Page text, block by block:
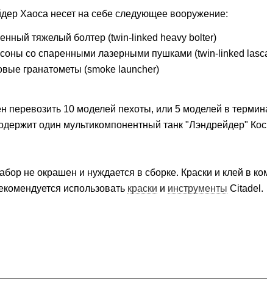
Хаоса несет на себе следующее вооружение:
тяжелый болтер (twin-linked heavy bolter)
со спаренными лазерными пушками (twin-linked
гранатометы (smoke launcher)
перевозить 10 моделей пехоты, или 5 моделей в
один мультикомпонентный танк "Лэндрейдер"
не окрашен и нуждается в сборке. Краски и клей в
использовать краски и инструменты Citadel.